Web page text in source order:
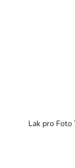
Lak pro